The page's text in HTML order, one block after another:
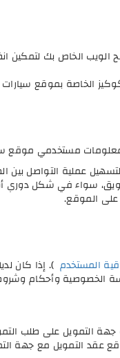
الويب الخاص بك
الخاصة بموقع
معلومات مستخدمي
عملية التواصل بين
سواء في شكل
الموقع.
المستخدم ). إذا كان
الخصوصية وأحكام
التمويل على طلب
عقد التمويل مع جهة